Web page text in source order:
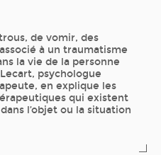
de vomir, des
à un traumatisme
la vie de la personne
psychologue
en explique les
qui existent
l’objet ou la situation